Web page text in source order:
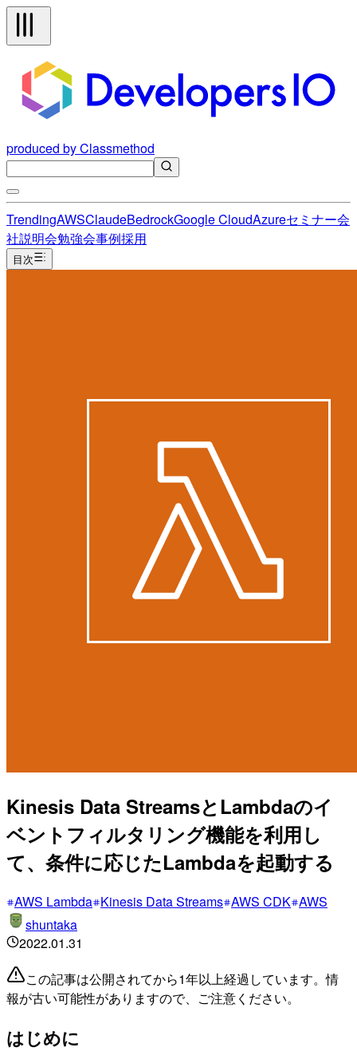
produced by Classmethod
TrendingAWSClaudeBedrockGoogle CloudAzureセミナー会
社説明会勉強会事例採用
目次
Kinesis Data StreamsとLambdaのイ
ベントフィルタリング機能を利用し
て、条件に応じたLambdaを起動する
AWS Lambda Kinesis Data Streams AWS CDK AWS
shuntaka
2022.01.31
この記事は公開されてから1年以上経過しています。情
報が古い可能性がありますので、ご注意ください。
はじめに